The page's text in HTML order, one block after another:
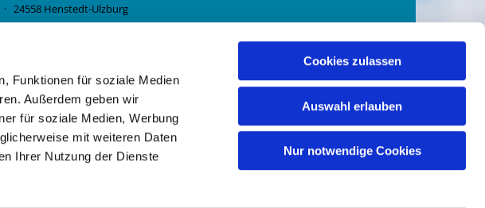
Funktionen für soziale Medien
Außerdem geben wir
für soziale Medien, Werbung
mit weiteren Daten
Ihrer Nutzung der Dienste
Cookies zulassen
Auswahl erlauben
Nur notwendige Cookies
24558 Henstedt-Ulzburg
· Kontoinhaber: Kirchenkreis Altholstein